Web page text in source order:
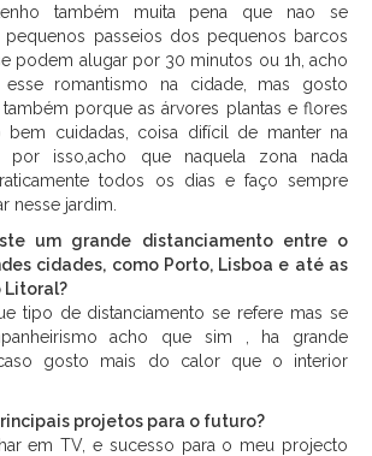
também muita pena que nao se
passeios dos pequenos barcos
podem alugar por 30 minutos ou 1h, acho
romantismo na cidade, mas gosto
porque as árvores plantas e flores
bem cuidadas, coisa difícil de manter na
por isso,acho que naquela zona nada
todos os dias e faço sempre
nesse jardim.
um grande distanciamento entre o
cidades, como Porto, Lisboa e até as
Litoral?
tipo de distanciamento se refere mas se
acho que sim , ha grande
gosto mais do calor que o interior
projetos para o futuro?
em TV, e sucesso para o meu projecto